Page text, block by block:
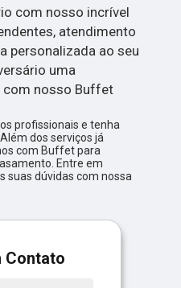
com nosso incrível
atendimento
personalizada ao seu
uma
com nosso Buffet
profissionais e tenha
dos serviços já
com Buffet para
Entre em
suas dúvidas com nossa
Contato